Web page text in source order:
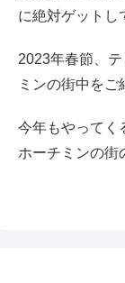
に絶対ゲットし
2023年春節、
ミンの街中をご
今年もやってく
ホーチミンの街